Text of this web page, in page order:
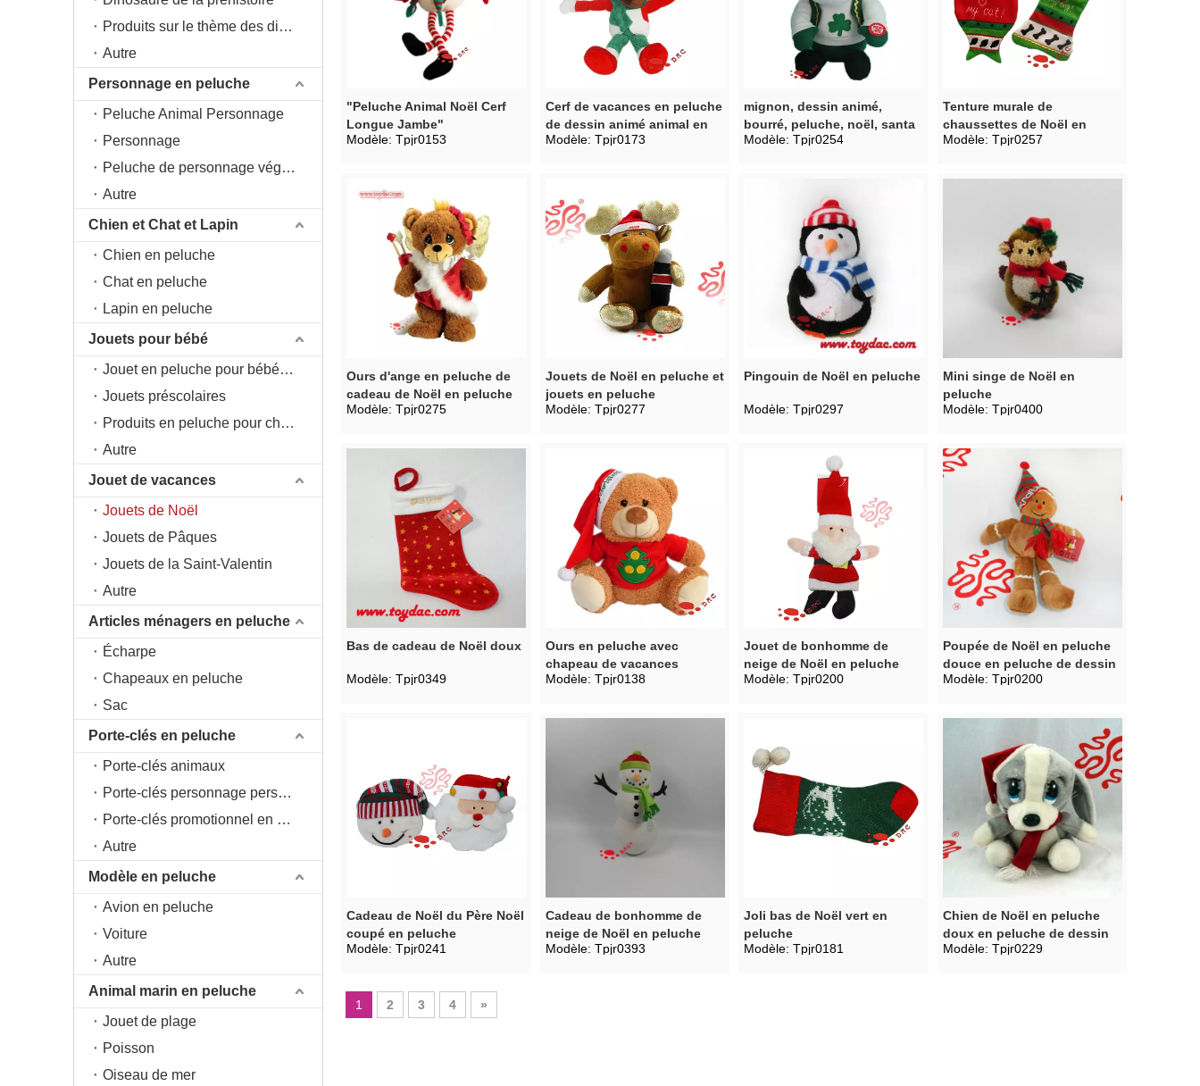
Produits sur le thème des dinosaures
Autre
Personnage en peluche
Peluche Animal Personnage
Personnage
Peluche de personnage végétal
Autre
Chien et Chat et Lapin
Chien en peluche
Chat en peluche
Lapin en peluche
Jouets pour bébé
Jouet en peluche pour bébé 0+
Jouets préscolaires
Produits en peluche pour chambre d'enfant
Autre
Jouet de vacances
Jouets de Noël
Jouets de Pâques
Jouets de la Saint-Valentin
Autre
Articles ménagers en peluche
Écharpe
Chapeaux en peluche
Sac
Porte-clés en peluche
Porte-clés animaux
Porte-clés personnage personnage
Porte-clés promotionnel en peluche
Autre
Modèle en peluche
Avion en peluche
Voiture
Autre
Animal marin en peluche
Jouet de plage
Poisson
Oiseau de mer
"Peluche Animal Noël Cerf
Longue Jambe"
Modèle: Tpjr0153
Cerf de vacances en peluche
de dessin animé animal en
peluche
Modèle: Tpjr0173
mignon, dessin animé,
bourré, peluche, noël, santa
Modèle: Tpjr0254
Tenture murale de
chaussettes de Noël en
peluche de dessin animé
Modèle: Tpjr0257
Ours d'ange en peluche de
cadeau de Noël en peluche
de dessin animé
Modèle: Tpjr0275
Jouets de Noël en peluche et
jouets en peluche
Modèle: Tpjr0277
Pingouin de Noël en peluche
Modèle: Tpjr0297
Mini singe de Noël en
peluche
Modèle: Tpjr0400
Bas de cadeau de Noël doux
Modèle: Tpjr0349
Ours en peluche avec
chapeau de vacances
Modèle: Tpjr0138
Jouet de bonhomme de
neige de Noël en peluche
avec chapeau
Modèle: Tpjr0200
Poupée de Noël en peluche
douce en peluche de dessin
animé mignon
Modèle: Tpjr0200
Cadeau de Noël du Père Noël
coupé en peluche
Modèle: Tpjr0241
Cadeau de bonhomme de
neige de Noël en peluche
Modèle: Tpjr0393
Joli bas de Noël vert en
peluche
Modèle: Tpjr0181
Chien de Noël en peluche
doux en peluche de dessin
animé mignon
Modèle: Tpjr0229
1 2 3 4 »